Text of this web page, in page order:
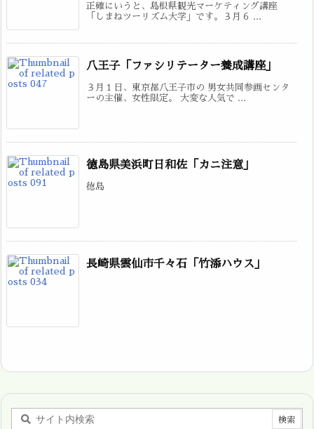
正確にいうと、島根県観光マーケティング講座
「しまねツーリズム大学」です。３月６ ...
八王子「ファシリテーター養成講座」
３月１日、東京都八王子市の 男女共同参画センタ
ーの主催、女性限定。 大変な人気で ...
徳島県美浜町日和佐「カニ注意」
徳島
長崎県雲仙市千々石「竹添ハウス」